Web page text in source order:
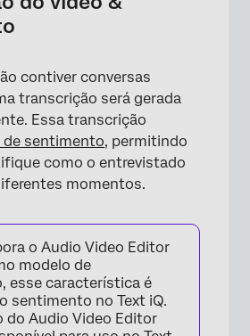
contiver conversas
transcrição será gerada
Essa transcrição
de sentimento, permitindo
como o entrevistado
momentos.
o Audio Video Editor
modelo de
esse característica é
sentimento no Text iQ.
do Audio Video Editor